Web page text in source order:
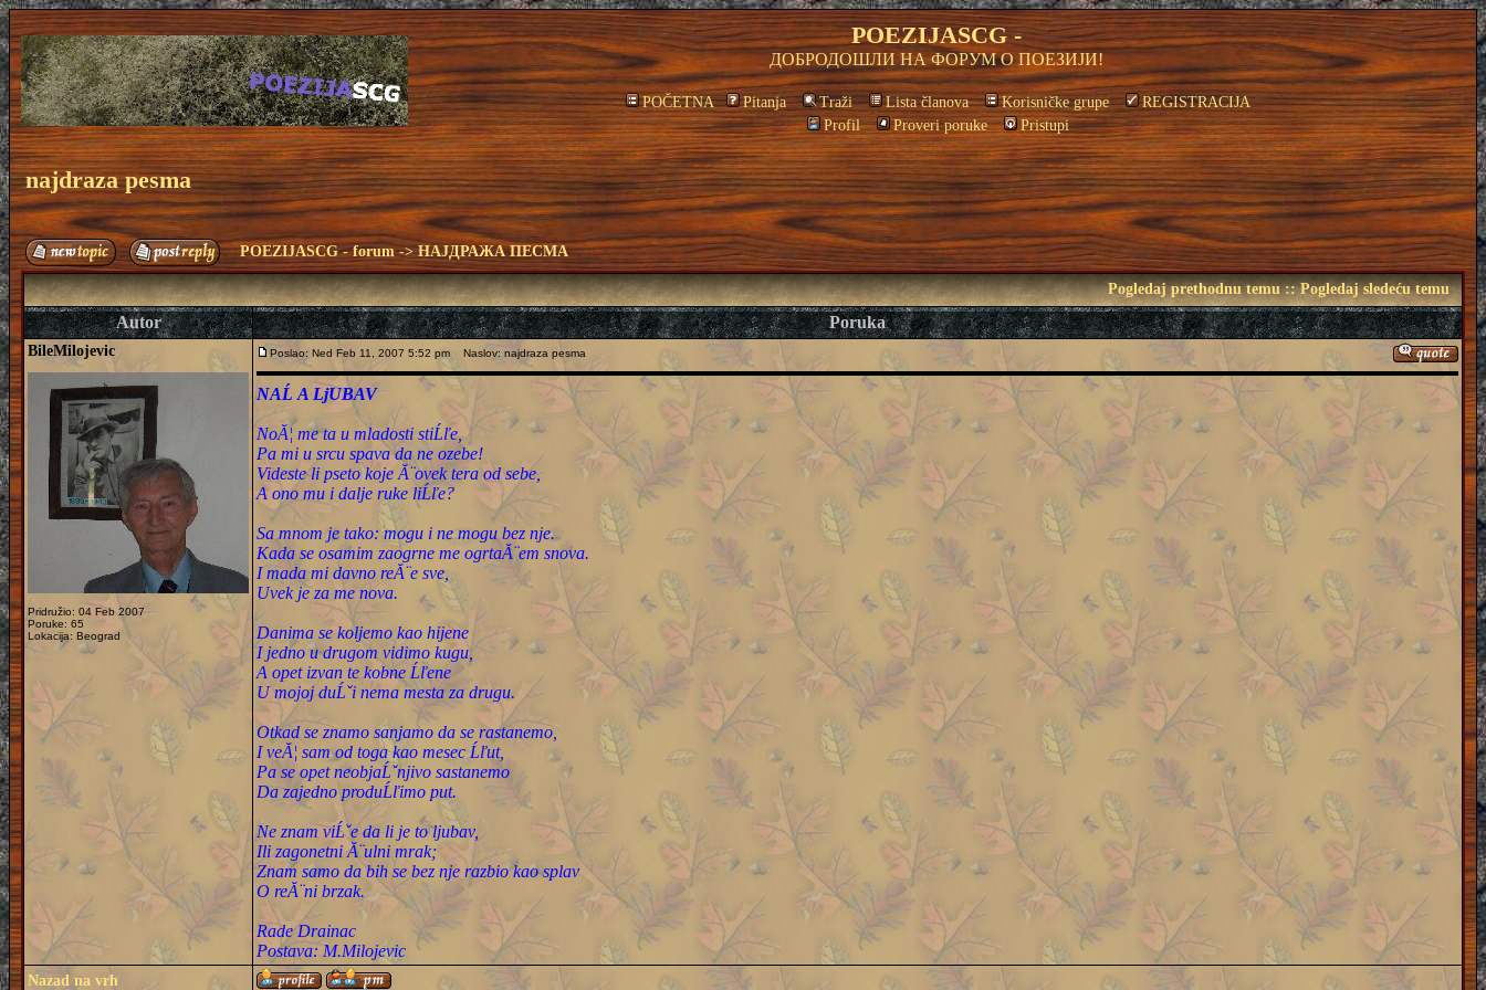
POEZIJASCG -
ДОБРОДОШЛИ НА ФОРУМ О ПОЕЗИЈИ!
POČETNA Pitanja Traži Lista članova Korisničke grupe
REGISTRACIJA
Profil
Proveri poruke Pristupi
najdraza pesma
POEZIJASCG - forum ->НАЈДРАЖА ПЕСМА
Pogledaj prethodnu temu::Pogledaj sledeću temu
Autor Poruka
BileMilojevic
Pridružio: 04 Feb 2007
Poruke: 65
Lokacija: Beograd
Poslao: Ned Feb 11, 2007 5:52 pm Naslov: najdraza pesma
NAĹ A LjUBAV
NoĂ¦ me ta u mladosti stiĹľe,
Pa mi u srcu spava da ne ozebe!
Videste li pseto koje Ă¨ovek tera od sebe,
A ono mu i dalje ruke liĹľe?
Sa mnom je tako: mogu i ne mogu bez nje.
Kada se osamim zaogrne me ogrtaĂ¨em snova.
I mada mi davno reĂ¨e sve,
Uvek je za me nova.
Danima se koljemo kao hijene
I jedno u drugom vidimo kugu,
A opet izvan te kobne Ĺľene
U mojoj duĹˇi nema mesta za drugu.
Otkad se znamo sanjamo da se rastanemo,
I veĂ¦ sam od toga kao mesec Ĺľut,
Pa se opet neobjaĹˇnjivo sastanemo
Da zajedno produĹľimo put.
Ne znam viĹˇe da li je to ljubav,
Ili zagonetni Ă¨ulni mrak;
Znam samo da bih se bez nje razbio kao splav
O reĂ¨ni brzak.
Rade Drainac
Postava: M.Milojevic
Nazad na vrh